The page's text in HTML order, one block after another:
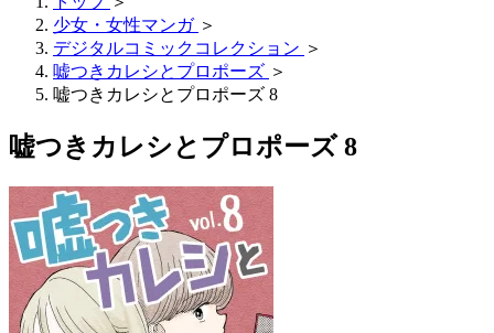
少女・女性マンガ ＞
デジタルコミックコレクション ＞
嘘つきカレシとプロポーズ ＞
嘘つきカレシとプロポーズ 8
嘘つきカレシとプロポーズ 8